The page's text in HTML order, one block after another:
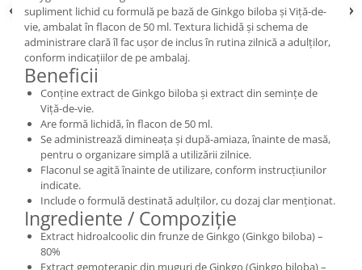
supliment lichid cu formulă pe bază de Ginkgo biloba și Viță-de-
vie, ambalat în flacon de 50 ml. Textura lichidă și schema de
administrare clară îl fac ușor de inclus în rutina zilnică a adulților,
conform indicațiilor de pe ambalaj.
Beneficii
Conține extract de Ginkgo biloba și extract din semințe de
Viță-de-vie.
Are formă lichidă, în flacon de 50 ml.
Se administrează dimineața și după-amiaza, înainte de masă,
pentru o organizare simplă a utilizării zilnice.
Flaconul se agită înainte de utilizare, conform instrucțiunilor
indicate.
Include o formulă destinată adulților, cu dozaj clar menționat.
Ingrediente / Compoziție
Extract hidroalcoolic din frunze de Ginkgo (Ginkgo biloba) –
80%
Extract gemoterapic din muguri de Ginkgo (Ginkgo biloba) –